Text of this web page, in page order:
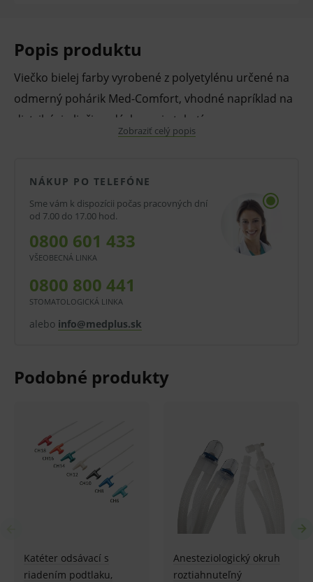
Popis produktu
Viečko bielej farby vyrobené z polyetylénu určené na
odmerný pohárik Med-Comfort, vhodné napríklad na
distribúciu liečiv a dávkovanie tekutín.
Odolné proti rozbitiu.
Pohárik má stupnicu a objem 30 ml.
Je vhodný na dávkovanie liekov a tekutín a
distribúciu liečiv v nemocniciach.
Pohárik aj viečko je určené na jedno použitie.
Zdravotnícky prostriedok triedy 1 s meracou
med-comfort-basic-30-ml-80-ks/
500 ks (balenie obsahuje iba viečka)
V prípade porušenia zapečateného obalu tohto
tovaru nie je z dôvodu ochrany zdravia alebo
Zobraziť celý popis
NÁKUP PO TELEFÓNE
Sme vám k dispozícii počas pracovných dní
od 7.00 do 17.00 hod.
0800 601 433
VŠEOBECNÁ LINKA
0800 800 441
STOMATOLOGICKÁ LINKA
alebo info@medplus.sk